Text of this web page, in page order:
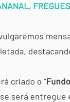
criado o "
será entregue